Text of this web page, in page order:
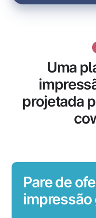
Uma
projetada
Pare de
impressão